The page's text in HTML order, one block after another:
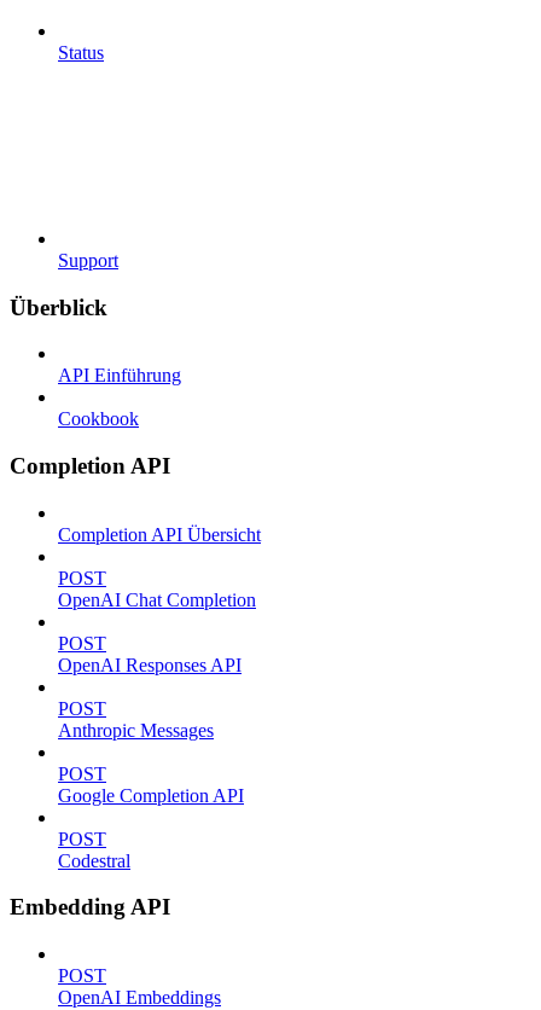
Status
Support
Überblick
API Einführung
Cookbook
Completion API
Completion API Übersicht
POST
OpenAI Chat Completion
POST
OpenAI Responses API
POST
Anthropic Messages
POST
Google Completion API
POST
Codestral
Embedding API
POST
OpenAI Embeddings